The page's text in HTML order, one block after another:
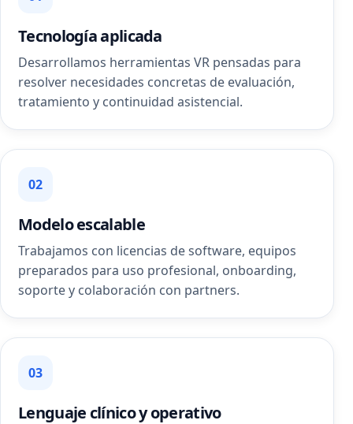
Tecnología aplicada
Desarrollamos herramientas VR pensadas para
resolver necesidades concretas de evaluación,
tratamiento y continuidad asistencial.
02
Modelo escalable
Trabajamos con licencias de software, equipos
preparados para uso profesional, onboarding,
soporte y colaboración con partners.
03
Lenguaje clínico y operativo